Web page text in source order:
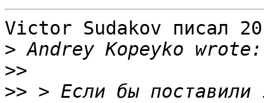
Victor Sudakov писал
>
>>
>> > Если бы поставили